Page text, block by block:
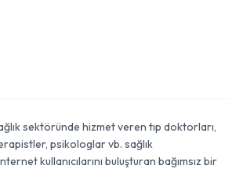
sektöründe hizmet veren tıp doktorları,
psikologlar vb. sağlık
kullanıcılarını buluşturan bağımsız bir